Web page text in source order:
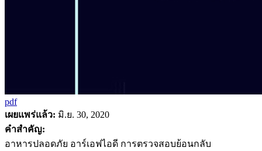
pdf
เผยแพร่แล้ว: มิ.ย. 30, 2020
คำสำคัญ:
อาหารปลอดภัย อาร์เอฟไอดี การตรวจสอบย้อนกลับ